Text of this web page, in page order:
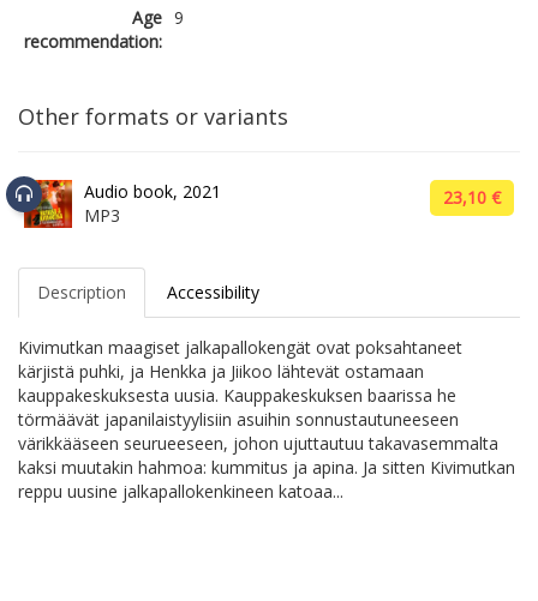
Age
recommendation:
9
Other formats or variants
Audio book, 2021
MP3
23,10 €
Description Accessibility
Kivimutkan maagiset jalkapallokengät ovat poksahtaneet
kärjistä puhki, ja Henkka ja Jiikoo lähtevät ostamaan
kauppakeskuksesta uusia. Kauppakeskuksen baarissa he
törmäävät japanilaistyylisiin asuihin sonnustautuneeseen
värikkääseen seurueeseen, johon ujuttautuu takavasemmalta
kaksi muutakin hahmoa: kummitus ja apina. Ja sitten Kivimutkan
reppu uusine jalkapallokenkineen katoaa...